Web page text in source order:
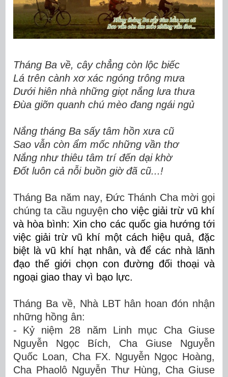
Tháng Ba về, cây chẳng còn lộc biếc
Lá trên cành xơ xác ngóng trông mưa
Dưới hiên nhà những giọt nắng lưa thưa
Đùa giỡn quanh chú mèo đang ngái ngủ
Nắng tháng Ba sấy tâm hồn xưa cũ
Sao vẫn còn ẩm mốc những vần thơ
Nắng như thiêu tâm trí đến dại khờ
Đốt luôn cả nỗi buồn giờ đã cũ...!
Tháng Ba năm nay, Đức Thánh Cha mời gọi
chúng ta cầu nguyệncho việc giải trừ vũ khí
và hòa bình: Xin cho các quốc gia hướng tới
việc giải trừ vũ khí một cách hiệu quả, đặc
biệt là vũ khí hạt nhân, và để các nhà lãnh
đạo thế giới chọn con đường đối thoại và
ngoại giao thay vì bạo lực.
Tháng Bavề, Nhà LBThân hoan đón nhận
những hồng ân:
- Kỷ niệm 28 năm Linh mục Cha Giuse
Nguyễn Ngọc Bích, Cha Giuse Nguyễn
Quốc Loan, Cha FX. Nguyễn Ngọc Hoàng,
Cha Phaolô Nguyễn Thư Hùng, Cha Giuse